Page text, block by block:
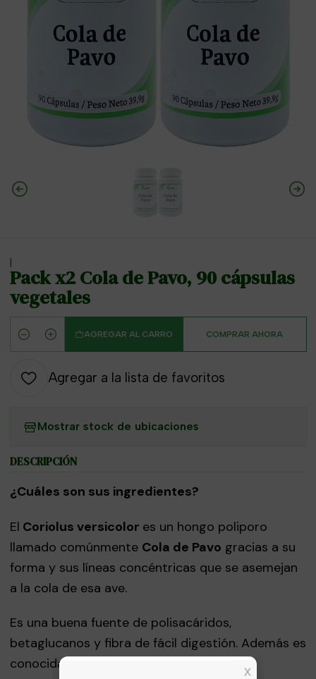
|
Pack x2 Cola de Pavo, 90 cápsulas
vegetales
Cantidad
AGREGAR AL CARRO COMPRAR AHORA
Agregar a la lista de favoritos
Mostrar stock de ubicaciones
DESCRIPCIÓN
¿Cuáles son sus ingredientes?
El Coriolus versicolor es un hongo poliporo
llamado comúnmente Cola de Pavo gracias a su
forma y sus líneas concéntricas que se asemejan
a la cola de esa ave.
Es una buena fuente de polisacáridos,
betaglucanos y fibra de fácil digestión. Además es
conocida por su capacidad probiótica.